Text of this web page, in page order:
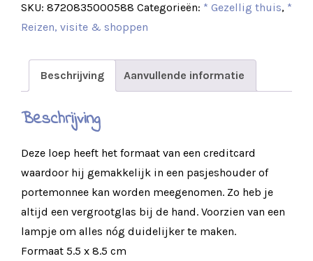
SKU: 8720835000588 Categorieën: * Gezellig thuis, *
Reizen, visite & shoppen
Beschrijving Aanvullende informatie
Beschrijving
Deze loep heeft het formaat van een creditcard
waardoor hij gemakkelijk in een pasjeshouder of
portemonnee kan worden meegenomen. Zo heb je
altijd een vergrootglas bij de hand. Voorzien van een
lampje om alles nóg duidelijker te maken.
Formaat 5.5 x 8.5 cm